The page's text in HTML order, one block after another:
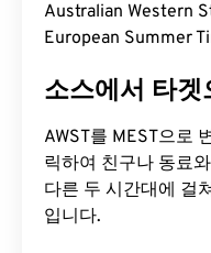
Australian Western
European Summer
소스에서 타겟
AWST를 MEST으로
릭하여 친구나 동료
다른 두 시간대에 걸
입니다.